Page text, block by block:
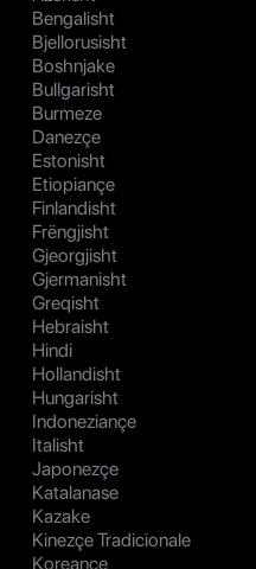
Bengalisht
Bjellorusisht
Boshnjake
Bullgarisht
Burmeze
Danezçe
Estonisht
Etiopiançe
Finlandisht
Frëngjisht
Gjeorgjisht
Gjermanisht
Greqisht
Hebraisht
Hindi
Hollandisht
Hungarisht
Indoneziançe
Italisht
Japonezçe
Katalanase
Kazake
Kinezçe Tradicionale
Koreançe